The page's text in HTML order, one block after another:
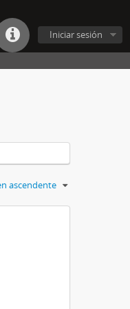
Iniciar sesión
ascendente